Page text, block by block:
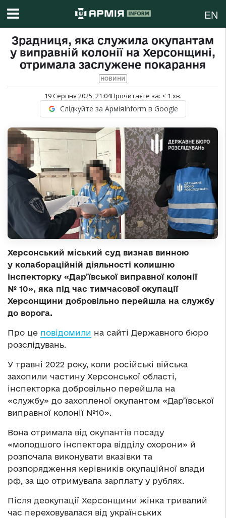
EN
Зрадниця, яка служила окупантам
у виправній колонії на Херсонщині,
отримала заслужене покарання
НОВИНИ
19 Серпня 2025, 21:04Прочитаєте за: < 1 хв.
Слідкуйте за АрміяInform в Google
Херсонський міський суд визнав винною
у колабораційній діяльності колишню
інспекторку «Дар’ївської виправної колонії
№ 10», яка під час тимчасової окупації
Херсонщини добровільно перейшла на службу
до ворога.
Про це повідомили на сайті Державного бюро
розслідувань.
У травні 2022 року, коли російські війська
захопили частину Херсонської області,
інспекторка добровільно перейшла на
«службу» до захопленої окупантом «Дар’ївської
виправної колонії №10».
Вона отримала від окупантів посаду
«молодшого інспектора відділу охорони» й
розпочала виконувати вказівки та
розпорядження керівників окупаційної влади
рф, за що отримувала зарплату у рублях.
Після деокупації Херсонщини жінка тривалий
час переховувалася від українських